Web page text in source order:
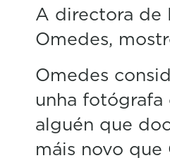
A directora de
Omedes,
Omedes
unha
alguén que
máis novo que